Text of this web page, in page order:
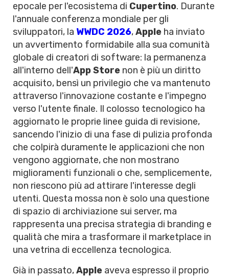
epocale per l'ecosistema di Cupertino. Durante
l'annuale conferenza mondiale per gli
sviluppatori, la WWDC 2026,Apple ha inviato
un avvertimento formidabile alla sua comunità
globale di creatori di software: la permanenza
all'interno dell'App Store non è più un diritto
acquisito, bensì un privilegio che va mantenuto
attraverso l'innovazione costante e l'impegno
verso l'utente finale. Il colosso tecnologico ha
aggiornato le proprie linee guida di revisione,
sancendo l'inizio di una fase di pulizia profonda
che colpirà duramente le applicazioni che non
vengono aggiornate, che non mostrano
miglioramenti funzionali o che, semplicemente,
non riescono più ad attirare l'interesse degli
utenti. Questa mossa non è solo una questione
di spazio di archiviazione sui server, ma
rappresenta una precisa strategia di branding e
qualità che mira a trasformare il marketplace in
una vetrina di eccellenza tecnologica.
Già in passato,Apple aveva espresso il proprio